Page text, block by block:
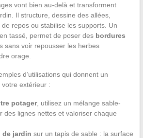
vont bien au-delà et transforment
Il structure, dessine des allées,
repos ou stabilise les supports. Un
tassé, permet de poser des bordures
sans voir repousser les herbes
orage.
d’utilisations qui donnent un
extérieur :
potager, utilisez un mélange sable-
des lignes nettes et valoriser chaque
de jardin sur un tapis de sable : la surface